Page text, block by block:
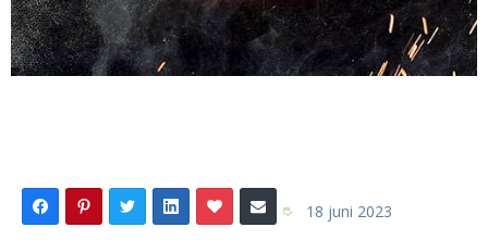
18 juni 2023